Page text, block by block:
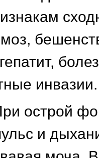
инвазии.
острой
и